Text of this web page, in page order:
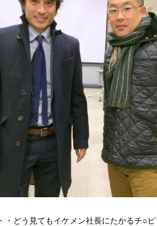
・どう見てもイケメン社長にたかるチ○